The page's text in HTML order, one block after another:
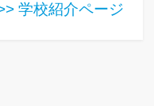
学校紹介ページ